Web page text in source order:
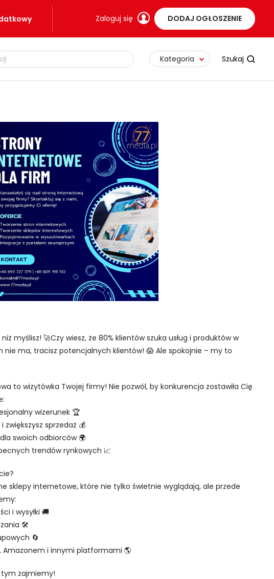
Zaloguj się DODAJ OGŁOSZENIE
Kategoria
myślisz! 🚀Czy wiesz, że 80% klientów szuka usług i produktów w
ma, tracisz potencjalnych klientów! 😱 Ale spokojnie – my to
to wizytówka Twojej firmy! Nie pozwól, by konkurencja zostawiła Cię
wizerunek 🏆
sprzedaż 💰
swoich odbiorców 🌍
trendów rynkowych 📈
sklepy internetowe, które nie tylko świetnie wyglądają, ale przede
i wysyłki 🚚
🛠
🔄
Amazonem i innymi platformami 🌎
tym zajmiemy!